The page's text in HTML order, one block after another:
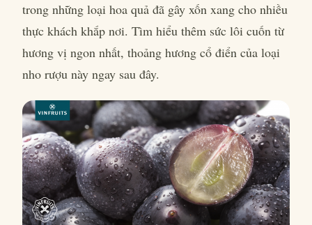
trong những loại hoa quả đã gây xốn xang cho nhiều
thực khách khắp nơi. Tìm hiểu thêm sức lôi cuốn từ
hương vị ngon nhất, thoảng hương cổ điển của loại
nho rượu này ngay sau đây.